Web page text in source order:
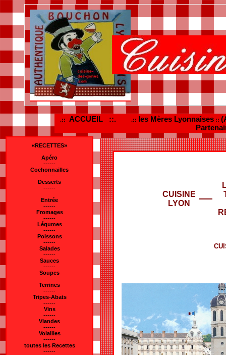
.:: ACCUEIL ::. .:: les Mères Lyonnaises ::
«RECETTES»
Apéro
------
Cochonnailles
------
Desserts
------
Entrée
------
Fromages
------
Légumes
------
Poissons
------
Salades
------
Sauces
------
Soupes
------
Terrines
------
Tripes-Abats
------
Vins
------
Viandes
------
Volailles
------
toutes les Recettes
------
CUISINE
LYON